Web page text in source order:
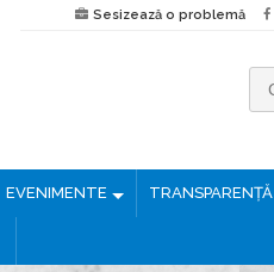
Sesizează o problemă
t
EVENIMENTE TRANSPARENȚĂ